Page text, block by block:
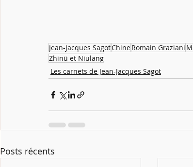
Jean-Jacques SagotChineRomain Graziani
Zhinü et Niulang
Les carnets de Jean-Jacques Sagot
Posts récents